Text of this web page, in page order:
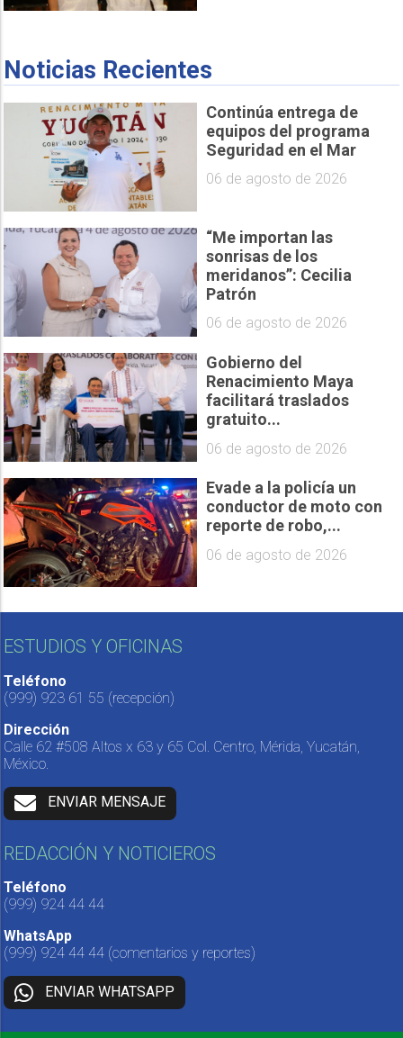
Noticias Recientes
Continúa entrega de
equipos del programa
Seguridad en el Mar
06 de agosto de 2026
“Me importan las
sonrisas de los
meridanos”: Cecilia
Patrón
06 de agosto de 2026
Gobierno del
Renacimiento Maya
facilitará traslados
gratuito...
06 de agosto de 2026
Evade a la policía un
conductor de moto con
reporte de robo,...
06 de agosto de 2026
ESTUDIOS Y OFICINAS
Teléfono
(999) 923 61 55 (recepción)
Dirección
Calle 62 #508 Altos x 63 y 65 Col. Centro, Mérida, Yucatán,
México.
ENVIAR MENSAJE
REDACCIÓN Y NOTICIEROS
Teléfono
(999) 924 44 44
WhatsApp
(999) 924 44 44 (comentarios y reportes)
ENVIAR WHATSAPP